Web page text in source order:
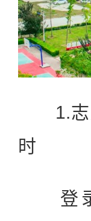
1.志愿
时
登录“